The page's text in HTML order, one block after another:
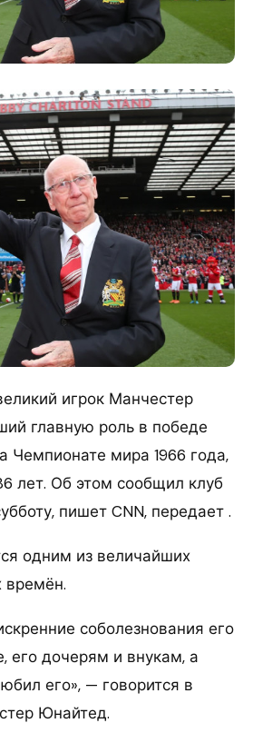
игрок Манчестер
главную роль в победе
Чемпионате мира 1966 года,
лет. Об этом сообщил клуб
пишет CNN, передает .
одним из величайших
времён.
соболезнования его
его дочерям и внукам, а
его», — говорится в
Юнайтед.